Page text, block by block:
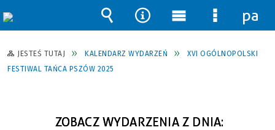
JESTEŚ TUTAJ KALENDARZ WYDARZEŃ
XVI OGÓLNOPOLSKI
FESTIWAL TAŃCA PSZÓW 2025
ZOBACZ WYDARZENIA Z DNIA:
Wyszukiwarka
Narzędzia
Menu
główne
Menu